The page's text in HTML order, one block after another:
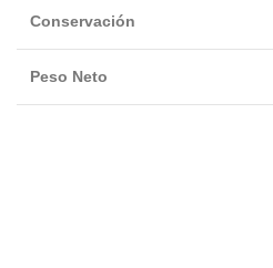
Conservación
Peso Neto